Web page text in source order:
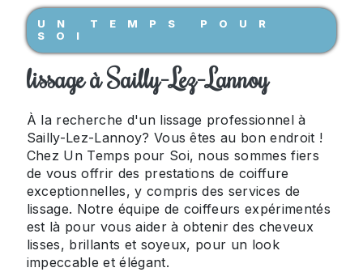
UN TEMPS POUR
SOI
lissage à Sailly-Lez-Lannoy
À la recherche d'un lissage professionnel à
Sailly-Lez-Lannoy? Vous êtes au bon endroit !
Chez Un Temps pour Soi, nous sommes fiers
de vous offrir des prestations de coiffure
exceptionnelles, y compris des services de
lissage. Notre équipe de coiffeurs expérimentés
est là pour vous aider à obtenir des cheveux
lisses, brillants et soyeux, pour un look
impeccable et élégant.